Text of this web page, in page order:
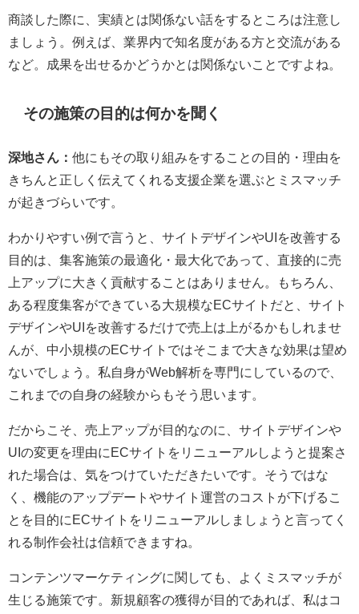
商談した際に、実績とは関係ない話をするところは注意し
ましょう。例えば、業界内で知名度がある方と交流がある
など。成果を出せるかどうかとは関係ないことですよね。
その施策の目的は何かを聞く
深地さん： 他にもその取り組みをすることの目的・理由を
きちんと正しく伝えてくれる支援企業を選ぶとミスマッチ
が起きづらいです。
わかりやすい例で言うと、サイトデザインやUIを改善する
目的は、集客施策の最適化・最大化であって、直接的に売
上アップに大きく貢献することはありません。もちろん、
ある程度集客ができている大規模なECサイトだと、サイト
デザインやUIを改善するだけで売上は上がるかもしれませ
んが、中小規模のECサイトではそこまで大きな効果は望め
ないでしょう。私自身がWeb解析を専門にしているので、
これまでの自身の経験からもそう思います。
だからこそ、売上アップが目的なのに、サイトデザインや
UIの変更を理由にECサイトをリニューアルしようと提案さ
れた場合は、気をつけていただきたいです。そうではな
く、機能のアップデートやサイト運営のコストが下げるこ
とを目的にECサイトをリニューアルしましょうと言ってく
れる制作会社は信頼できますね。
コンテンツマーケティングに関しても、よくミスマッチが
生じる施策です。新規顧客の獲得が目的であれば、私はコ